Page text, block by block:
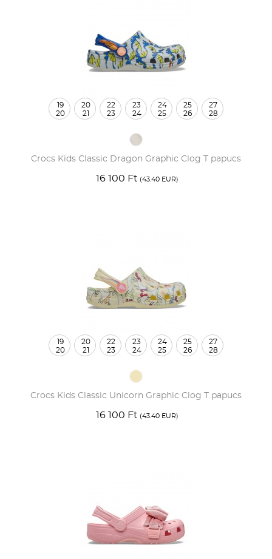
Crocs Kids Classic Dragon Graphic Clog T papucs
16 100 Ft (43.40 EUR)
19
20
20
21
22
23
23
24
24
25
25
26
27
28
Crocs Kids Classic Unicorn Graphic Clog T papucs
16 100 Ft (43.40 EUR)
19
20
20
21
22
23
23
24
24
25
25
26
27
28